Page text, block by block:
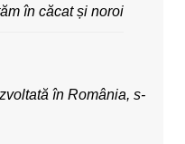
în căcat și noroi
în România, s-